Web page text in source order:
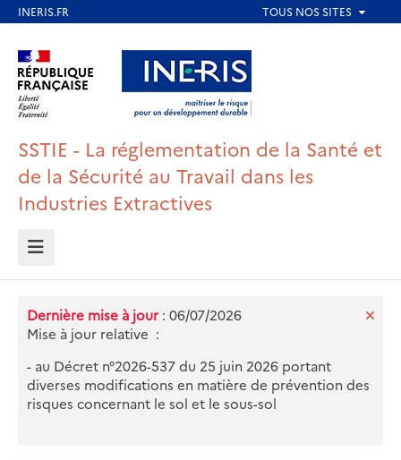
contenu
principal
Aller au contenu Aller au menu
Aller au pied de page
SSTIE - La réglementation de la Santé et
de la Sécurité au Travail dans les
Industries Extractives
MENU
Dernière mise à jour : 06/07/2026
Mise à jour relative :
- au Décret n°2026-537 du 25 juin 2026 portant
diverses modifications en matière de prévention des
risques concernant le sol et le sous-sol